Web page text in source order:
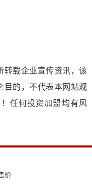
转载企业宣传资讯，该
目的，不代表本网站观
任何投资加盟均有风
价